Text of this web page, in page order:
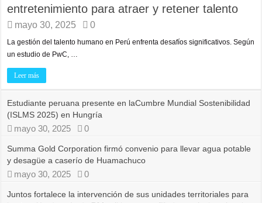
entretenimiento para atraer y retener talento
mayo 30, 2025 0
La gestión del talento humano en Perú enfrenta desafíos significativos. Según
un estudio de PwC, …
Leer más
Estudiante peruana presente en laCumbre Mundial Sostenibilidad
(ISLMS 2025) en Hungría
mayo 30, 2025 0
Summa Gold Corporation firmó convenio para llevar agua potable
y desagüe a caserío de Huamachuco
mayo 30, 2025 0
Juntos fortalece la intervención de sus unidades territoriales para